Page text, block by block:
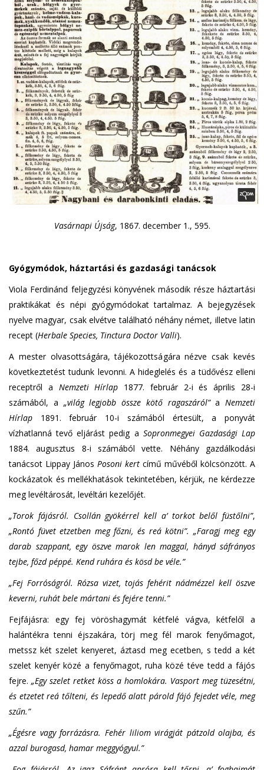
Vasárnapi Újság, 1867. december 1., 595.
Gyógymódok, háztartási és gazdasági tanácsok
Viola Ferdinánd feljegyzési könyvének második része háztartási
praktikákat és népi gyógymódokat tartalmaz. A bejegyzések
nyelve magyar, csak elvétve található néhány német, illetve latin
recept (Herbale Species, Tinctura Doctor Valli).
A mester olvasottságára, tájékozottságára nézve csak kevés
következtetést tudunk levonni. A hideglelés és a tüdővész elleni
receptről a Nemzeti Hírlap 1877. február 2-i és április 28-i
számából, a „világ legjobb össze kötő ragaszáról”a Nemzeti
Hírlap 1891. február 10-i számából értesült, a ponyvát
vízhatlanná tevő eljárást pedig a Sopronmegyei Gazdasági Lap
1884. augusztus 8-i számából vette. Néhány gazdálkodási
tanácsot Lippay János Posoni kert című művéből kölcsönzött. A
kockázatok és mellékhatások tekintetében, kérjük, ne kérdezze
meg levéltárosát, levéltári kezelőjét.
„Torok fájásról. Csollán gyökérrel kell a’ torkot belől füstőlni”,
„Rontó füvet etzetben meg főzni, és reá kötni”. „Faragj meg egy
darab szappant, egy öszve marok len maggal, hányd sáfrányos
tejbe, főzd péppé. Kend ruhára és kösd be véle.”
„Fej Forróságról. Rózsa vizet, tojás fehérit nádmézzel kell öszve
keverni, ruhát bele mártani és fejére tenni.”
Fejfájásra: egy fej vöröshagymát kétfelé vágva, kétfelől a
halántékra tenni éjszakára, törj meg fél marok fenyőmagot,
metssz két szelet kenyeret, áztasd meg ecetben, s tedd a két
szelet kenyér közé a fenyőmagot, ruha közé téve tedd a fájós
fejre. „Egy szelet retket köss a homlokára. Vasport meg tüzesétni,
és etzetet reá tőlteni, és lepedő alatt párold fájó fejedet véle, meg
szűn.”
„Égésre vagy forrázásra. Fehér liliom virágját pátzold olajba, és
azzal burogasd, hamar meggyógyul.”